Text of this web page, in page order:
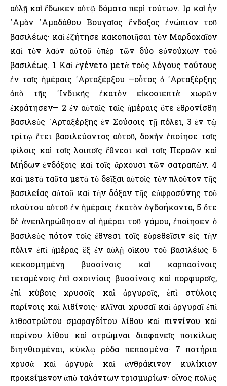
αὐλῇ καὶ ἔδωκεν αὐτῷ δόματα περὶ τούτων. 1ρ καὶ ἦν
᾿Αμὰν ᾿Αμαδάθου Βουγαῖος ἔνδοξος ἐνώπιον τοῦ
βασιλέως· καὶ ἐζήτησε κακοποιῆσαι τὸν Μαρδοχαῖον
καὶ τὸν λαὸν αὐτοῦ ὑπὲρ τῶν δύο εὐνούχων τοῦ
βασιλέως. 1 Καὶ ἐγένετο μετὰ τοὺς λόγους τούτους
ἐν ταῖς ἡμέραις ᾿Αρταξέρξου —οὗτος ὁ ᾿Αρταξέρξης
ἀπὸ τῆς ᾿Ινδικῆς ἑκατὸν εἰκοσιεπτὰ χωρῶν
ἐκράτησεν— 2 ἐν αὐταῖς ταῖς ἡμέραις ὅτε ἐθρονίσθη
βασιλεὺς ᾿Αρταξέρξης ἐν Σούσοις τῇ πόλει, 3 ἐν τῷ
τρίτῳ ἔτει βασιλεύοντος αὐτοῦ, δοχὴν ἐποίησε τοῖς
φίλοις καὶ τοῖς λοιποῖς ἔθνεσι καὶ τοῖς Περσῶν καὶ
Μήδων ἐνδόξοις καὶ τοῖς ἄρχουσι τῶν σατραπῶν. 4
καὶ μετὰ ταῦτα μετὰ τὸ δεῖξαι αὐτοῖς τὸν πλοῦτον τῆς
βασιλείας αὐτοῦ καὶ τὴν δόξαν τῆς εὐφροσύνης τοῦ
πλούτου αὐτοῦ ἐν ἡμέραις ἑκατὸν ὀγδοήκοντα, 5 ὅτε
δὲ ἀνεπληρώθησαν αἱ ἡμέραι τοῦ γάμου, ἐποίησεν ὁ
βασιλεὺς πότον τοῖς ἔθνεσι τοῖς εὑρεθεῖσιν εἰς τὴν
πόλιν ἐπὶ ἡμέρας ἓξ ἐν αὐλῇ οἴκου τοῦ βασιλέως 6
κεκοσμημένῃ βυσσίνοις καὶ καρπασίνοις
τεταμένοις ἐπὶ σχοινίοις βυσσίνοις καὶ πορφυροῖς,
ἐπὶ κύβοις χρυσοῖς καὶ ἀργυροῖς, ἐπὶ στύλοις
παρίνοις καὶ λιθίνοις· κλῖναι χρυσαῖ καὶ ἀργυραῖ ἐπὶ
λιθοστρώτου σμαραγδίτου λίθου καὶ πιννίνου καὶ
παρίνου λίθου καὶ στρώμναι διαφανεῖς ποικίλως
διηνθισμέναι, κύκλῳ ρόδα πεπασμένα· 7 ποτήρια
χρυσᾶ καὶ ἀργυρᾶ καὶ ἀνθράκινον κυλίκιον
προκείμενον ἀπὸ ταλάντων τρισμυρίων· οἶνος πολὺς